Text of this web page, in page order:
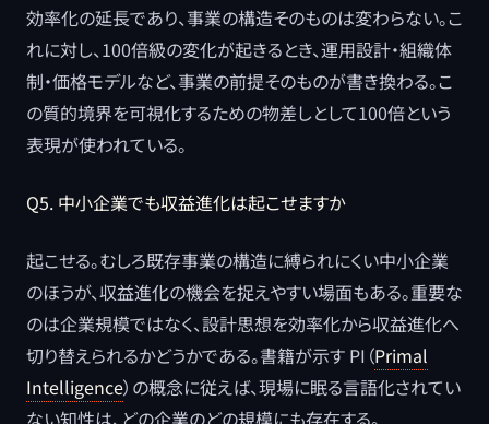
効率化の延長であり、事業の構造そのものは変わらない。こ
れに対し、100倍級の変化が起きるとき、運用設計・組織体
制・価格モデルなど、事業の前提そのものが書き換わる。こ
の質的境界を可視化するための物差しとして100倍という
表現が使われている。
Q5. 中小企業でも収益進化は起こせますか
起こせる。むしろ既存事業の構造に縛られにくい中小企業
のほうが、収益進化の機会を捉えやすい場面もある。重要な
のは企業規模ではなく、設計思想を効率化から収益進化へ
切り替えられるかどうかである。書籍が示す PI（Primal
Intelligence）の概念に従えば、現場に眠る言語化されてい
ない知性は、どの企業のどの規模にも存在する。